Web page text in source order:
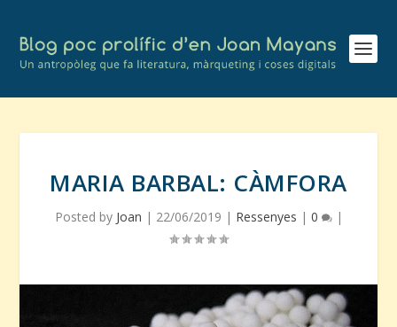
MARIA BARBAL: CÀMFORA
Posted by Joan | 22/06/2019 | Ressenyes | 0 |